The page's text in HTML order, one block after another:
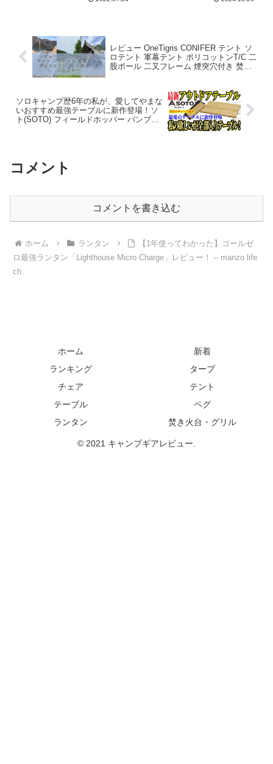
レビュー OneTigris CONIFER テント ソ
ロテント 軍幕テント ポリコットンT/C 二
股ポール 二又フレーム 煙突穴付き 焚火
ソロキャンプ歴6年の私が、愛してやまな
いおすすめ最強テーブルに新作登場！ソ
ト(SOTO) フィールドホッパー バンブー
コメント
コメントを書き込む
ホーム ランタン
【1年使ってわかった】ゴールゼ
ロ最強ランタン「Lighthouse Micro Charge」レビュー！ – manzo life
ch.
ホーム
新着
ランキング
タープ
チェア
テント
テーブル
ペグ
ランタン
焚き火台・グリル
© 2021 キャンプギアレビュー.